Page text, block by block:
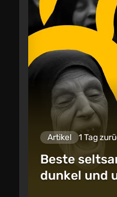
Artikel 1 Tag
Beste
dunkel und